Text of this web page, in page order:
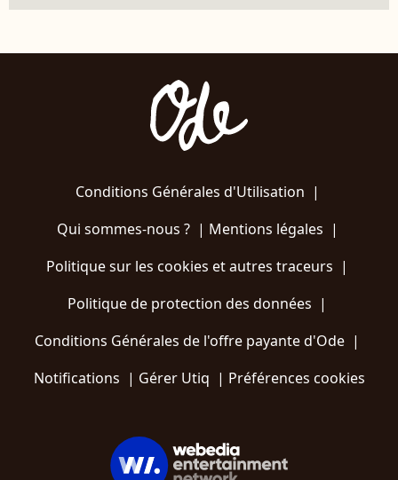
Conditions Générales d'Utilisation |
Qui sommes-nous ?| Mentions légales |
Politique sur les cookies et autres traceurs |
Politique de protection des données |
Conditions Générales de l'offre payante d'Ode |
Notifications | Gérer Utiq | Préférences cookies